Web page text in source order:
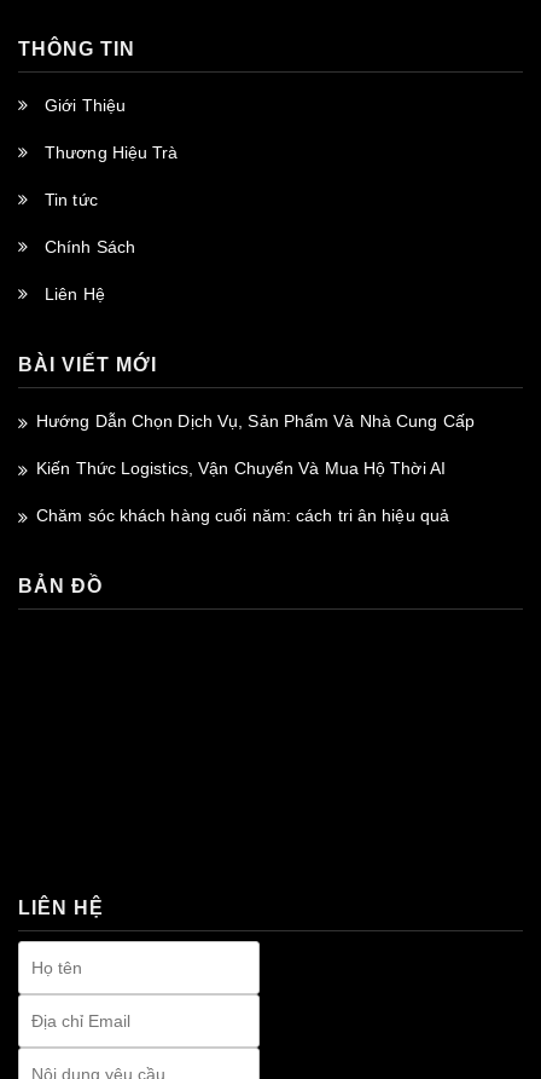
THÔNG TIN
Giới Thiệu
Thương Hiệu Trà
Tin tức
Chính Sách
Liên Hệ
BÀI VIẾT MỚI
Hướng Dẫn Chọn Dịch Vụ, Sản Phẩm Và Nhà Cung Cấp
Kiến Thức Logistics, Vận Chuyển Và Mua Hộ Thời AI
Chăm sóc khách hàng cuối năm: cách tri ân hiệu quả
BẢN ĐỒ
LIÊN HỆ